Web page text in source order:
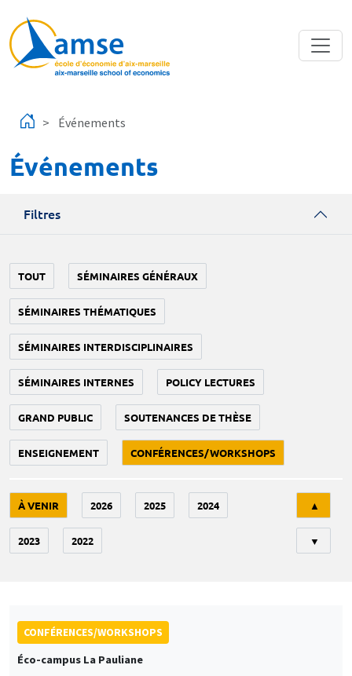
Événements
Événements
Filtres
TOUT SÉMINAIRES GÉNÉRAUX
SÉMINAIRES THÉMATIQUES
SÉMINAIRES INTERDISCIPLINAIRES
SÉMINAIRES INTERNES POLICY LECTURES
GRAND PUBLIC SOUTENANCES DE THÈSE
ENSEIGNEMENT CONFÉRENCES/WORKSHOPS
À VENIR 2026 2025 2024
2023 2022
▲
▼
CONFÉRENCES/WORKSHOPS
Éco-campus La Pauliane